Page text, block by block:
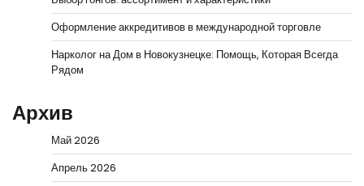
Оформление аккредитивов в международной торговле
Нарколог на Дом в Новокузнецке: Помощь, Которая Всегда
Рядом
Архив
Май 2026
Апрель 2026